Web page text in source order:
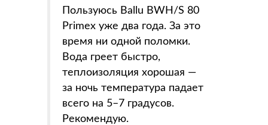
Пользуюсь Ballu BWH/S 80
Primex уже два года. За это
время ни одной поломки.
Вода греет быстро,
теплоизоляция хорошая —
за ночь температура падает
всего на 5–7 градусов.
Рекомендую.